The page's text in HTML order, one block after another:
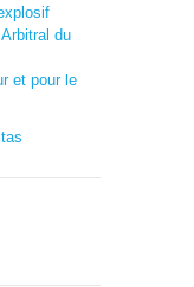
du
et pour le
tas